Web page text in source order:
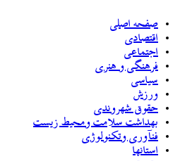
صفحه اصلی
اقتصادی
اجتماعی
فرهنگی و هنری
سیاسی
ورزش
حقوق شهروندی
بهداشت سلامت ومحیط زیست
فنآوری وتکنولوژی
استانها